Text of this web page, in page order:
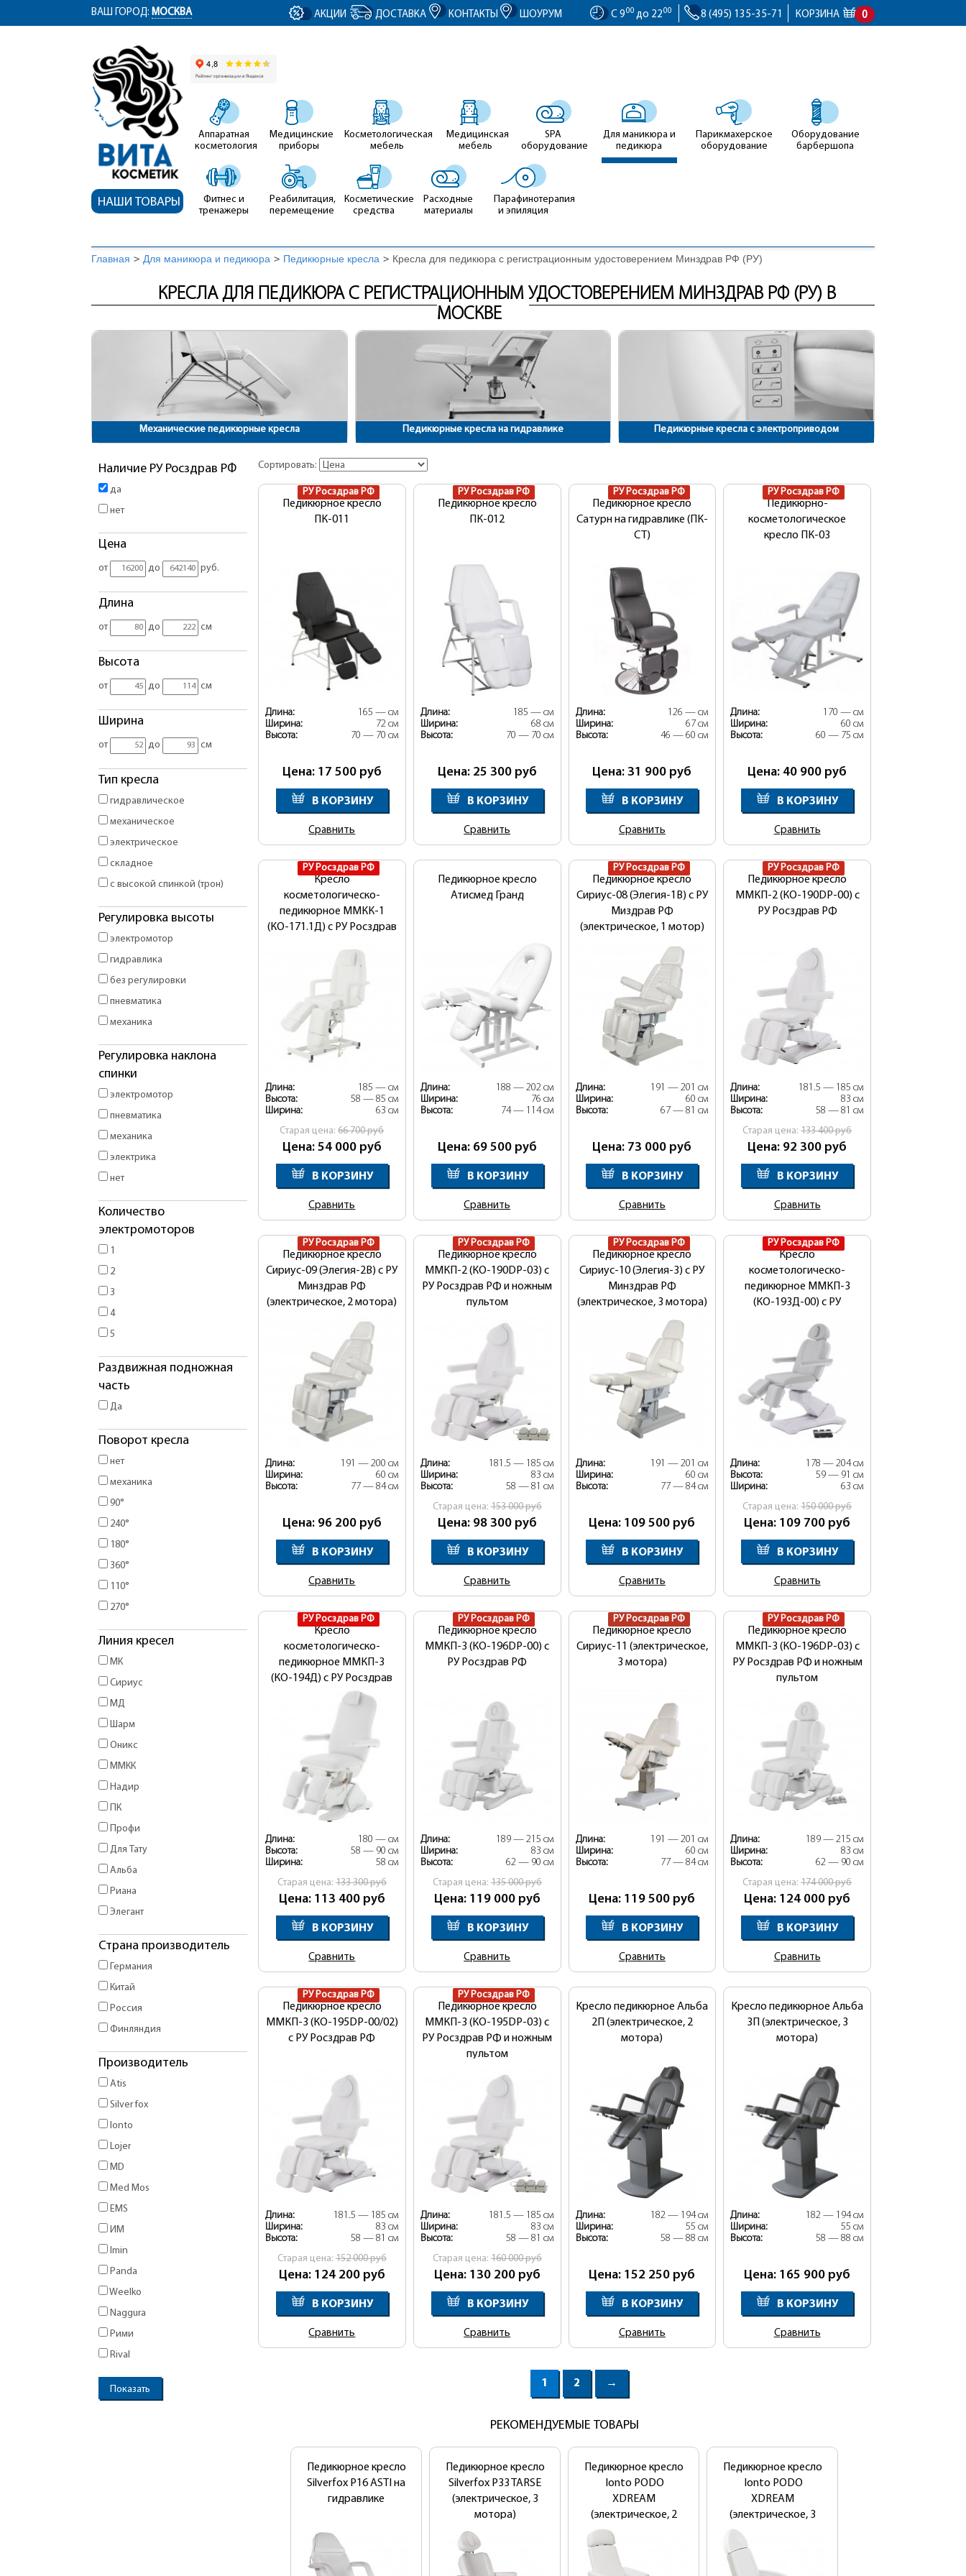
ym(12767704, 'getClientID', function(clientID) { document.getElementById('clientID').value = clientID; });
ВАШ ГОРОД: МОСКВА АКЦИИ ДОСТАВКА КОНТАКТЫ ШОУРУМ С 900 до 2200 8 (495) 135-35-71 КОРЗИНА 0
НАШИ ТОВАРЫ
Аппаратная
косметология
Медицинские
приборы
Косметологическая
мебель
Медицинская
мебель
SPA
оборудование
Для маникюра и
педикюра
Парикмахерское
оборудование
Оборудование
барбершопа
Фитнес и
тренажеры
Реабилитация,
перемещение
Косметические
средства
Расходные
материалы
Парафинотерапия
и эпиляция
Главная > Для маникюра и педикюра > Педикюрные кресла > Кресла для педикюра с регистрационным удостоверением Минздрав РФ (РУ)
КРЕСЛА ДЛЯ ПЕДИКЮРА С РЕГИСТРАЦИОННЫМ УДОСТОВЕРЕНИЕМ МИНЗДРАВ РФ (РУ) В
МОСКВЕ
Механические педикюрные кресла Педикюрные кресла на гидравлике Педикюрные кресла с электроприводом
Наличие РУ Росздрав РФ
да
нет
Цена
от до руб.
Длина
от до см
Высота
от до см
Ширина
от до см
Тип кресла
гидравлическое
механическое
электрическое
складное
с высокой спинкой (трон)
Регулировка высоты
электромотор
гидравлика
без регулировки
пневматика
механика
Регулировка наклона
спинки
электромотор
пневматика
механика
электрика
нет
Количество
электромоторов
1
2
3
4
5
Раздвижная подножная
часть
Да
Поворот кресла
нет
механика
90°
240°
180°
360°
110°
270°
Линия кресел
МК
Сириус
МД
Шарм
Оникс
ММКК
Надир
ПК
Профи
Для Тату
Альба
Риана
Элегант
Страна производитель
Германия
Китай
Россия
Финляндия
Производитель
Atis
Silver fox
Ionto
Lojer
MD
Med Mos
EMS
ИМ
Imin
Panda
Weelko
Naggura
Рими
Rival
Сортировать:
РУ Росздрав РФ
Педикюрное кресло
ПК-011
Длина:
165 — см
Ширина:
72 см
Высота:
70 — 70 см
Цена: 17 500 руб
В КОРЗИНУ
Сравнить
РУ Росздрав РФ
Педикюрное кресло
ПК-012
Длина:
185 — см
Ширина:
68 см
Высота:
70 — 70 см
Цена: 25 300 руб
В КОРЗИНУ
Сравнить
РУ Росздрав РФ
Педикюрное кресло
Сатурн на гидравлике (ПК-
СТ)
Длина:
126 — см
Ширина:
67 см
Высота:
46 — 60 см
Цена: 31 900 руб
В КОРЗИНУ
Сравнить
РУ Росздрав РФ
Педикюрно-
косметологическое
кресло ПК-03
Длина:
170 — см
Ширина:
60 см
Высота:
60 — 75 см
Цена: 40 900 руб
В КОРЗИНУ
Сравнить
РУ Росздрав РФ
Кресло
косметологическо-
педикюрное ММКК-1
(КО-171.1Д) с РУ Росздрав
Длина:
185 — см
Высота:
58 — 85 см
Ширина:
63 см
Cтарая цена:66 700руб
Цена: 54 000 руб
В КОРЗИНУ
Сравнить
Педикюрное кресло
Атисмед Гранд
Длина:
188 — 202 см
Ширина:
76 см
Высота:
74 — 114 см
Цена: 69 500 руб
В КОРЗИНУ
Сравнить
РУ Росздрав РФ
Педикюрное кресло
Сириус-08 (Элегия-1В) с РУ
Миздрав РФ
(электрическое, 1 мотор)
Длина:
191 — 201 см
Ширина:
60 см
Высота:
67 — 81 см
Цена: 73 000 руб
В КОРЗИНУ
Сравнить
РУ Росздрав РФ
Педикюрное кресло
ММКП-2 (КО-190DP-00) с
РУ Росздрав РФ
Длина:
181.5 — 185 см
Ширина:
83 см
Высота:
58 — 81 см
Cтарая цена:133 400руб
Цена: 92 300 руб
В КОРЗИНУ
Сравнить
РУ Росздрав РФ
Педикюрное кресло
Сириус-09 (Элегия-2В) с РУ
Минздрав РФ
(электрическое, 2 мотора)
Длина:
191 — 200 см
Ширина:
60 см
Высота:
77 — 84 см
Цена: 96 200 руб
В КОРЗИНУ
Сравнить
РУ Росздрав РФ
Педикюрное кресло
ММКП-2 (КО-190DP-03) с
РУ Росздрав РФ и ножным
пультом
Длина:
181.5 — 185 см
Ширина:
83 см
Высота:
58 — 81 см
Cтарая цена:153 000руб
Цена: 98 300 руб
В КОРЗИНУ
Сравнить
РУ Росздрав РФ
Педикюрное кресло
Сириус-10 (Элегия-3) с РУ
Минздрав РФ
(электрическое, 3 мотора)
Длина:
191 — 201 см
Ширина:
60 см
Высота:
77 — 84 см
Цена: 109 500 руб
В КОРЗИНУ
Сравнить
РУ Росздрав РФ
Кресло
косметологическо-
педикюрное ММКП-3
(КО-193Д-00) с РУ
педалью
Длина:
178 — 204 см
Высота:
59 — 91 см
Ширина:
63 см
Cтарая цена:150 000руб
Цена: 109 700 руб
В КОРЗИНУ
Сравнить
РУ Росздрав РФ
Кресло
косметологическо-
педикюрное ММКП-3
(КО-194Д) с РУ Росздрав
Длина:
180 — см
Высота:
58 — 90 см
Ширина:
58 см
Cтарая цена: 133 300руб
Цена: 113 400 руб
В КОРЗИНУ
Сравнить
РУ Росздрав РФ
Педикюрное кресло
ММКП-3 (КО-196DP-00) с
РУ Росздрав РФ
Длина:
189 — 215 см
Ширина:
83 см
Высота:
62 — 90 см
Cтарая цена:135 000руб
Цена: 119 000 руб
В КОРЗИНУ
Сравнить
РУ Росздрав РФ
Педикюрное кресло
Сириус-11 (электрическое,
3 мотора)
Длина:
191 — 201 см
Ширина:
60 см
Высота:
77 — 84 см
Цена: 119 500 руб
В КОРЗИНУ
Сравнить
РУ Росздрав РФ
Педикюрное кресло
ММКП-3 (КО-196DP-03) с
РУ Росздрав РФ и ножным
пультом
Длина:
189 — 215 см
Ширина:
83 см
Высота:
62 — 90 см
Cтарая цена:174 000руб
Цена: 124 000 руб
В КОРЗИНУ
Сравнить
РУ Росздрав РФ
Педикюрное кресло
ММКП-3 (КО-195DP-00/02)
с РУ Росздрав РФ
Длина:
181.5 — 185 см
Ширина:
83 см
Высота:
58 — 81 см
Cтарая цена: 152 000руб
Цена: 124 200 руб
В КОРЗИНУ
Сравнить
РУ Росздрав РФ
Педикюрное кресло
ММКП-3 (КО-195DP-03) с
РУ Росздрав РФ и ножным
пультом
Длина:
181.5 — 185 см
Ширина:
83 см
Высота:
58 — 81 см
Cтарая цена:160 000руб
Цена: 130 200 руб
В КОРЗИНУ
Сравнить
Кресло педикюрное Альба
2П (электрическое, 2
мотора)
Длина:
182 — 194 см
Ширина:
55 см
Высота:
58 — 88 см
Цена: 152 250 руб
В КОРЗИНУ
Сравнить
Кресло педикюрное Альба
3П (электрическое, 3
мотора)
Длина:
182 — 194 см
Ширина:
55 см
Высота:
58 — 88 см
Цена: 165 900 руб
В КОРЗИНУ
Сравнить
1 2 →
РЕКОМЕНДУЕМЫЕ ТОВАРЫ
Педикюрное кресло
Silverfox Р16 ASTI на
гидравлике
Педикюрное кресло
Silverfox P33 TARSE
(электрическое, 3
мотора)
Педикюрное кресло
Ionto PODO
XDREAM
(электрическое, 2
мотора)
Педикюрное кресло
Ionto PODO
XDREAM
(электрическое, 3